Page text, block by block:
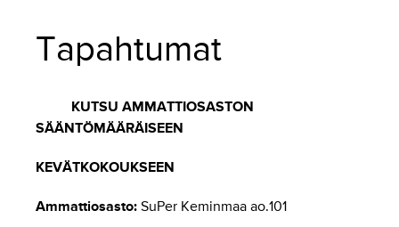
Tapahtumat
KUTSU AMMATTIOSASTON
SÄÄNTÖMÄÄRÄISEEN
KEVÄTKOKOUKSEEN
Ammattiosasto: SuPer Keminmaa ao.101